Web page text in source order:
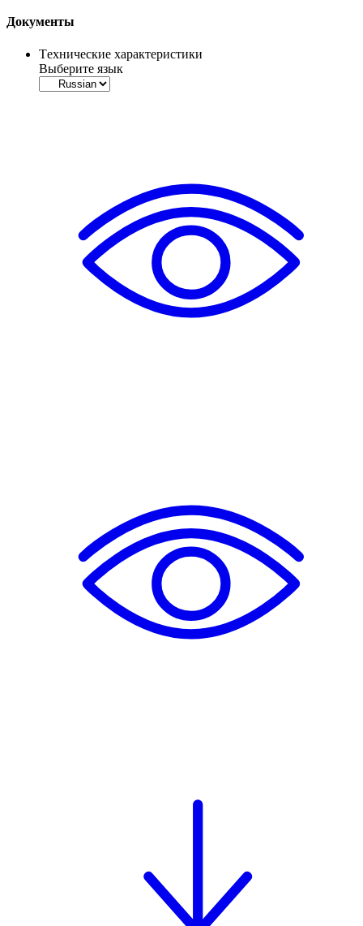
Документы
Tехнические характеристики
Выберите язык